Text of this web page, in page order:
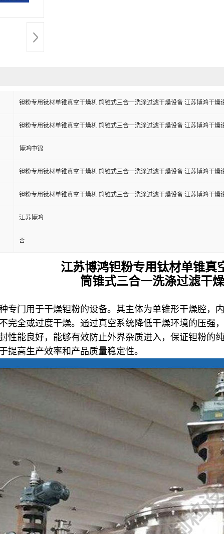
钽粉专用钛材单锥真空干燥机 筒锥式三合一洗涤过滤干燥设备 江苏博鸿干燥
钽粉专用钛材单锥真空干燥机 筒锥式三合一洗涤过滤干燥设备 江苏博鸿干燥
博鸿中锦
钽粉专用钛材单锥真空干燥机 筒锥式三合一洗涤过滤干燥设备 江苏博鸿干燥
钽粉专用钛材单锥真空干燥机 筒锥式三合一洗涤过滤干燥设备 江苏博鸿干燥
江苏博鸿
否
江苏博鸿钽粉专用钛材单锥真
筒锥式三合一洗涤过滤干
专门用于干燥钽粉的设备。其主体为单锥形干燥腔，
完全或过度干燥。通过真空系统降低干燥环境的压强
性能良好，能够有效防止外界杂质进入，保证钽粉的
提高生产效率和产品质量稳定性。